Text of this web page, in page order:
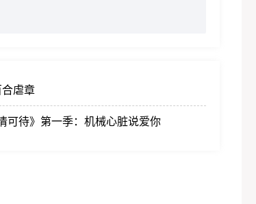
虐章
可待》第一季：机械心脏说爱你